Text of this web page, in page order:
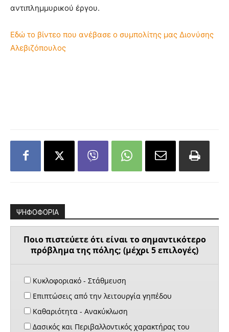
αντιπλημμυρικού έργου.
Εδώ το βίντεο που ανέβασε ο συμπολίτης μας Διονύσης
Αλεβιζόπουλος
ΨΗΦΟΦΟΡΙΑ
Ποιο πιστεύετε ότι είναι το σημαντικότερο
πρόβλημα της πόλης; (μέχρι 5 επιλογές)
Κυκλοφοριακό - Στάθμευση
Επιπτώσεις από την λειτουργία γηπέδου
Καθαριότητα - Ανακύκλωση
Δασικός και Περιβαλλοντικός χαρακτήρας του